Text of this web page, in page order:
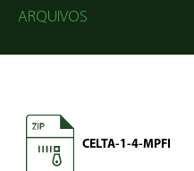
ARQUIVOS
CELTA-1-4-MPFI